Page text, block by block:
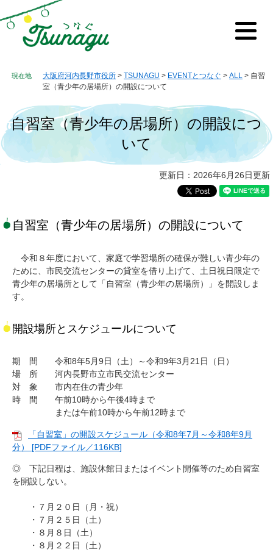
ー
ジ
ニ
ュ
本
文
へ
メ
大阪府河内長野市役所 > TSUNAGU > EVENTとつなぐ > ALL > 自習
室（青少年の居場所）の開設について
自習室（青少年の居場所）の開設につ
いて
更新日：2026年6月26日更新
自習室（青少年の居場所）の開設について
令和８年度において、家庭で学習場所の確保が難しい青少年の
ために、市民交流センターの貸室を借り上げて、土日祝日限定で
青少年の居場所として「自習室（青少年の居場所）」を開設しま
す。
開設場所とスケジュールについて
期 間 令和8年5月9日（土）～令和9年3月21日（日）
場 所 河内長野市立市民交流センター
対 象 市内在住の青少年
時 間 午前10時から午後4時まで
または午前10時から午前12時まで
「自習室」の開設スケジュール（令和8年7月～令和8年9月
分） [PDFファイル／116KB]
◎ 下記日程は、施設休館日またはイベント開催等のため自習室
を開設しない。
・７月２０日（月・祝）
・７月２５日（土）
・８月８日（土）
・８月２２日（土）